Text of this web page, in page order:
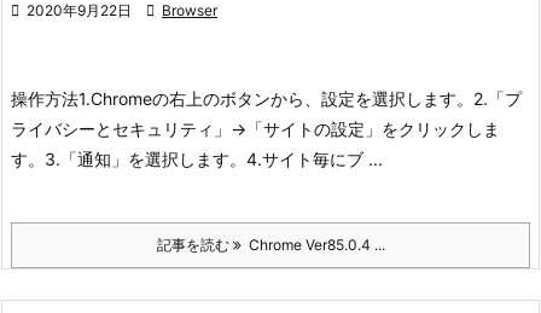
 2020年9月22日  Browser
操作方法1.Chromeの右上のボタンから、設定を選択します。 2.「プ
ライバシーとセキュリティ」->「サイトの設定」をクリックしま
す。 3.「通知」を選択します。 4.サイト毎にブ ...
記事を読む Chrome Ver85.0.4 ...